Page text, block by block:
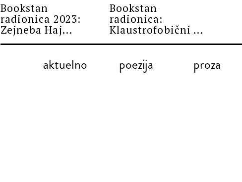
Bookstan
radionica 2023:
Zejneba Haj...
Bookstan
radionica:
Klaustrofobični ...
aktuelno poezija proza